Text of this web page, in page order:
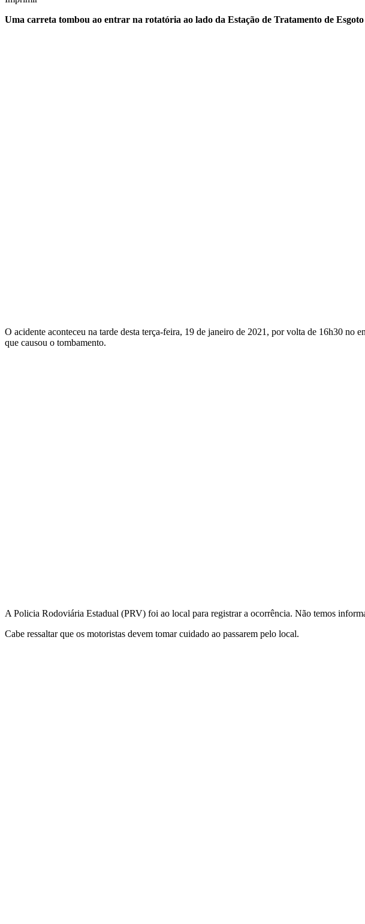
Uma carreta tombou ao entrar na rotatória ao lado da Estação de Tratamento de
O acidente aconteceu na tarde desta terça-feira, 19 de janeiro de 2021, por volta de 16h30
que causou o tombamento.
A Policia Rodoviária Estadual (PRV) foi ao local para registrar a ocorrência. Não temos
Cabe ressaltar que os motoristas devem tomar cuidado ao passarem pelo local.